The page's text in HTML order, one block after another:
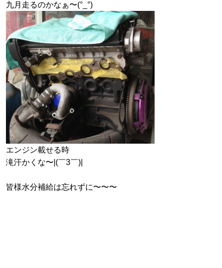
九月走るのかなぁ〜(°_°)
エンジン載せる時
滝汗かくな〜|(￣3￣)|
皆様水分補給は忘れずに〜〜〜